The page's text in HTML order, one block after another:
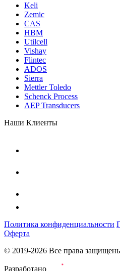
Keli
Zemic
CAS
HBM
Utilcell
Vishay
Flintec
ADOS
Sierra
Mettler Toledo
Schenck Process
AEP Transducers
Наши Клиенты
Политика конфиденциальности
Оферта
© 2019-2026 Все права
Разработано